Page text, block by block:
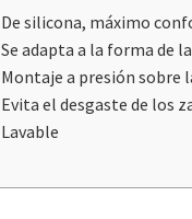
De silicona, máximo
Se adapta a la forma de
Montaje a presión sobre
Evita el desgaste de los
Lavable